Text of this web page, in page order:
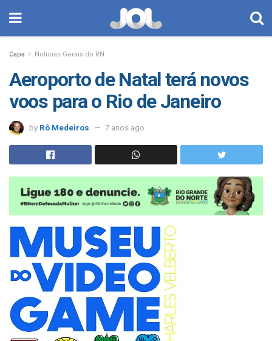
Capa Notícias Gerais do RN
Aeroporto de Natal terá novos
voos para o Rio de Janeiro
by Rô Medeiros 7 anos ago